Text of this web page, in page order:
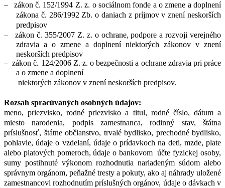
–
zákon č. 152/1994 Z. z. o sociálnom fonde a o zmene a doplnení
zákona č. 286/1992 Zb. o daniach z príjmov v znení neskorších
predpisov
–
zákon č. 355/2007 Z. z. o ochrane, podpore a rozvoji verejného
zdravia a o zmene a doplnení niektorých zákonov v znení
neskorších predpisov
– zákon č. 124/2006 Z. z. o bezpečnosti a ochrane zdravia pri práce
a o zmene a doplnení
niektorých zákonov v znení neskorších predpisov.
Rozsah spracúvaných osobných údajov:
meno, priezvisko, rodné priezvisko a titul, rodné číslo, dátum a
miesto narodenia, podpis zamestnanca, rodinný stav, štátna
príslušnosť, štátne občianstvo, trvalé bydlisko, prechodné bydlisko,
pohlavie, údaje o vzdelaní, údaje o prídavkoch na deti, mzde, plate
alebo platových pomeroch, údaje o bankovom účte fyzickej osoby,
sumy postihnuté výkonom rozhodnutia nariadeným súdom alebo
správnym orgánom, peňažné tresty a pokuty, ako aj náhrady uložené
zamestnancovi rozhodnutím príslušných orgánov, údaje o dávkach v